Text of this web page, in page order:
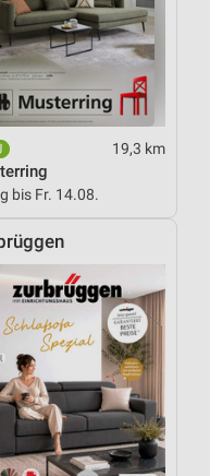
19,3 km
bis Fr. 14.08.